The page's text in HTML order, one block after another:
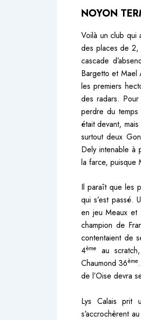
NOYON
Voilà un club qui
des places de 2,
cascade
Bargetto et Mael
les premiers
des radars.
perdre du temps
était devant,
surtout deux
Dely intenable à
la farce, puisque
Il paraît que les
qui s’est passé.
en jeu Meaux et
champion de
contentaient de
4ème au
Chaumond 36ème
de l’Oise devra
Lys Calais prit
s’accrochèrent